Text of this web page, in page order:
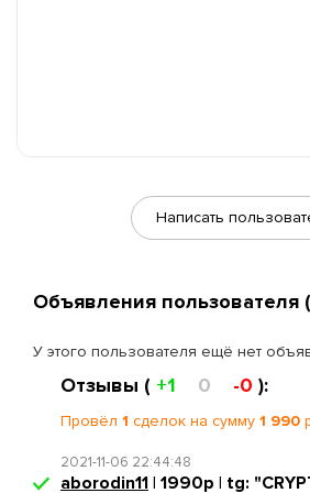
Написать
Объявления пользователя
У этого пользователя ещё нет
Отзывы ( +1 0 -0 ):
Провёл 1 сделок на сумму 1 990
2021-11-06 22:44:48
aborodin11 | 1990р | tg: